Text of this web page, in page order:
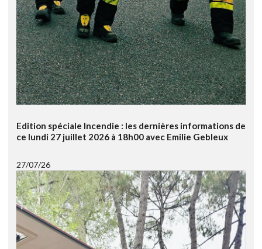
Edition spéciale Incendie : les dernières informations de
ce lundi 27 juillet 2026 à 18h00 avec Emilie Gebleux
27/07/26